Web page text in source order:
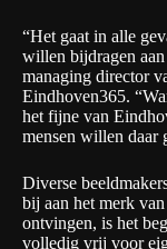
“Het gaat in alle
willen bijdragen aan
managing director
Eindhoven365.
het fijne van
mensen willen daar
Diverse
bij aan het merk
ontvingen, is het
volledig vrij voor